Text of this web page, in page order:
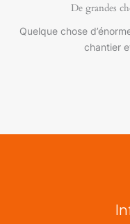
De grandes
Quelque chose
chantier